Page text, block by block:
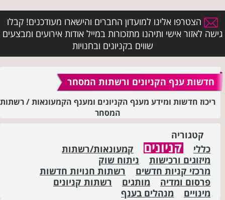
הצטרפו אלינו למועדון החברים והישארו מעודכנים! קבלו
גישה לאזור אישי ותיהנו מתזכורות במייל אודות אירועים ומבצעים
שווים בקניונים ובחנויות
חדשות ענף הקניונים ורשתות המסחר
ריכוז חדשות ומידע מענף הקניונים ומענף הקמעונאות / רשתות
המסחר
קטגוריה
כללי
קניונים
קמעונאות/רשתות
מיזוגים ורכישות
ניתוח שוק
מרכזי קניות חדשים
רשתות חנויות חדשות
פרסום ומדיה
מותגים
רשתות קניונים
מינויים
מנהלים בענף